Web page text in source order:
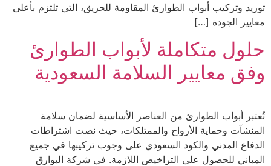
توريد وتركيب أبواب الطوارئ المقاومة للحريق، التي تلتزم بأعلى
معايير الجودة […]
حلول متكاملة لأبواب الطوارئ
وفق معايير السلامة السعودية
تُعتبر أبواب الطوارئ من العناصر الأساسية لضمان سلامة
المنشآت وحماية الأرواح والممتلكات، حيث نصت اشتراطات
الدفاع المدني والكود السعودي على وجوب تركيبها في جميع
المباني للحصول على التراخيص اللازمة. في شركة البوارق